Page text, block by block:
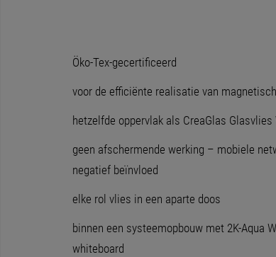
Öko-Tex-gecertificeerd
voor de efficiënte realisatie van
hetzelfde oppervlak als CreaGlas Glasvlies
geen afschermende werking – mobiele
negatief beïnvloed
elke rol vlies in een aparte doos
binnen een systeemopbouw met 2K-Aqua
whiteboard